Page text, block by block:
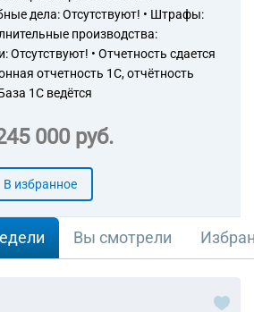
дела: Отсутствуют! • Штрафы:
производства:
Отсутствуют! • Отчетность сдается
отчетность 1С, отчётность
1С ведётся
000 руб.
В избранное
Вы смотрели